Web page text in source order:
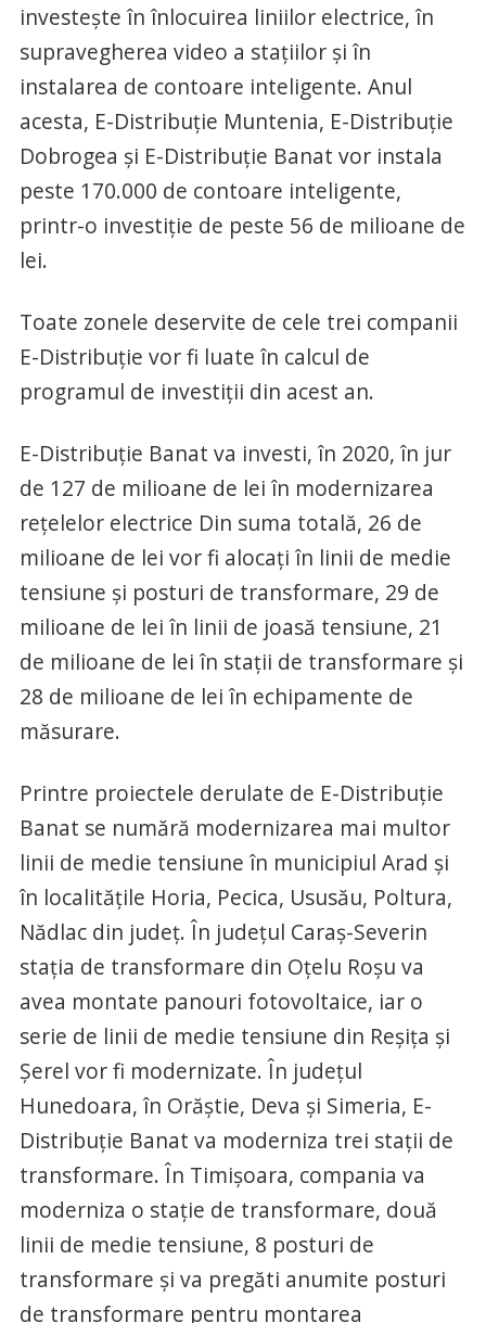
investește în înlocuirea liniilor electrice, în
supravegherea video a stațiilor și în
instalarea de contoare inteligente. Anul
acesta, E-Distribuție Muntenia, E-Distribuție
Dobrogea și E-Distribuție Banat vor instala
peste 170.000 de contoare inteligente,
printr-o investiție de peste 56 de milioane de
lei.
Toate zonele deservite de cele trei companii
E-Distribuție vor fi luate în calcul de
programul de investiții din acest an.
E-Distribuție Banat va investi, în 2020, în jur
de 127 de milioane de lei în modernizarea
rețelelor electrice Din suma totală, 26 de
milioane de lei vor fi alocați în linii de medie
tensiune și posturi de transformare, 29 de
milioane de lei în linii de joasă tensiune, 21
de milioane de lei în stații de transformare și
28 de milioane de lei în echipamente de
măsurare.
Printre proiectele derulate de E-Distribuție
Banat se numără modernizarea mai multor
linii de medie tensiune în municipiul Arad și
în localitățile Horia, Pecica, Ususău, Poltura,
Nădlac din județ. În județul Caraș-Severin
stația de transformare din Oțelu Roșu va
avea montate panouri fotovoltaice, iar o
serie de linii de medie tensiune din Reșița și
Șerel vor fi modernizate. În județul
Hunedoara, în Orăștie, Deva și Simeria, E-
Distribuție Banat va moderniza trei stații de
transformare. În Timișoara, compania va
moderniza o stație de transformare, două
linii de medie tensiune, 8 posturi de
transformare și va pregăti anumite posturi
de transformare pentru montarea